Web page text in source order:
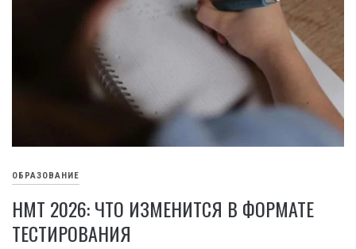
ОБРАЗОВАНИЕ
НМТ 2026: ЧТО ИЗМЕНИТСЯ В ФОРМАТЕ
ТЕСТИРОВАНИЯ